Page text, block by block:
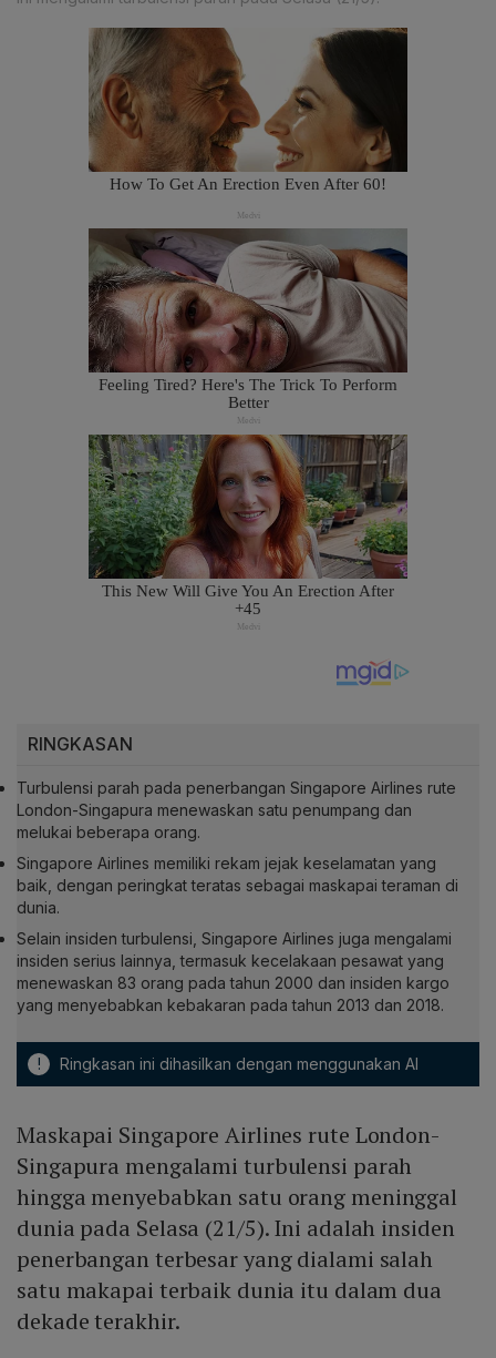
RINGKASAN
Turbulensi parah pada penerbangan Singapore Airlines rute
London-Singapura menewaskan satu penumpang dan
melukai beberapa orang.
Singapore Airlines memiliki rekam jejak keselamatan yang
baik, dengan peringkat teratas sebagai maskapai teraman di
dunia.
Selain insiden turbulensi, Singapore Airlines juga mengalami
insiden serius lainnya, termasuk kecelakaan pesawat yang
menewaskan 83 orang pada tahun 2000 dan insiden kargo
yang menyebabkan kebakaran pada tahun 2013 dan 2018.
! Ringkasan ini dihasilkan dengan menggunakan AI
Maskapai Singapore Airlines rute London-
Singapura mengalami turbulensi parah
hingga menyebabkan satu orang meninggal
dunia pada Selasa (21/5). Ini adalah insiden
penerbangan terbesar yang dialami salah
satu makapai terbaik dunia itu dalam dua
dekade terakhir.